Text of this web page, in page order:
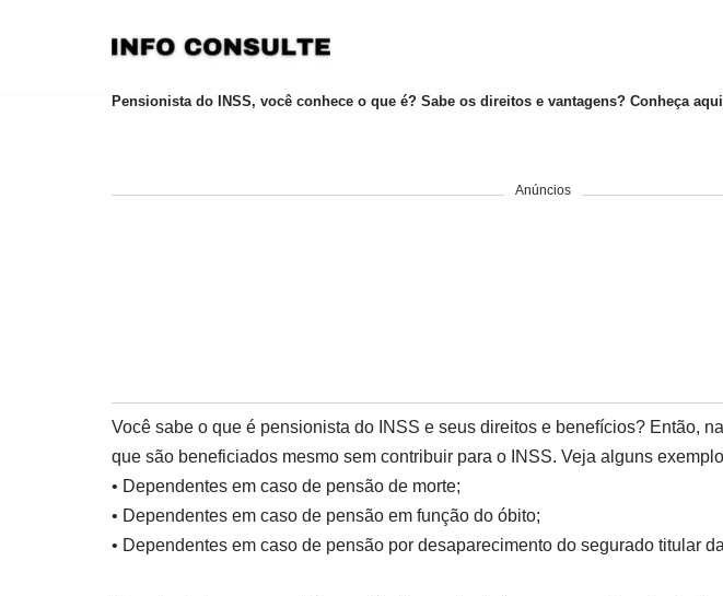
Pensionista do INSS, você conhece o que é? Sabe os direitos e vantagens? Conheça
Anúncios
Você sabe o que é pensionista do INSS e seus direitos e benefícios? Então,
que são beneficiados mesmo sem contribuir para o INSS. Veja alguns
• Dependentes em caso de pensão de morte;
• Dependentes em caso de pensão em função do óbito;
• Dependentes em caso de pensão por desaparecimento do segurado titular